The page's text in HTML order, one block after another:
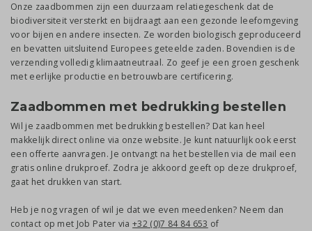
Onze zaadbommen zijn een duurzaam relatiegeschenk dat de
biodiversiteit versterkt en bijdraagt aan een gezonde leefomgeving
voor bijen en andere insecten. Ze worden biologisch geproduceerd
en bevatten uitsluitend Europees geteelde zaden. Bovendien is de
verzending volledig klimaatneutraal. Zo geef je een groen geschenk
met eerlijke productie en betrouwbare certificering.
Zaadbommen met bedrukking bestellen
Wil je zaadbommen met bedrukking bestellen? Dat kan heel
makkelijk direct online via onze website. Je kunt natuurlijk ook eerst
een offerte aanvragen. Je ontvangt na het bestellen via de mail een
gratis online drukproef. Zodra je akkoord geeft op deze drukproef,
gaat het drukken van start.
Heb je nog vragen of wil je dat we even meedenken? Neem dan
contact op met Job Pater via+32 (0)7 84 84 653 of